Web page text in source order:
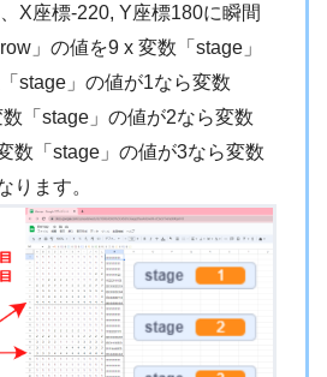
X座標-220, Y座標180に瞬間
」の値を9 x 変数「stage」
stage」の値が1なら変数
数「stage」の値が2なら変数
数「stage」の値が3なら変数
ります。